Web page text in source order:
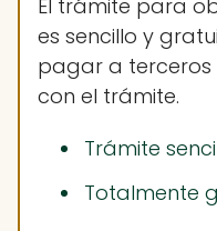
El trámite para
es sencillo y
pagar a
con el trámite.
Trámite
Totalmente